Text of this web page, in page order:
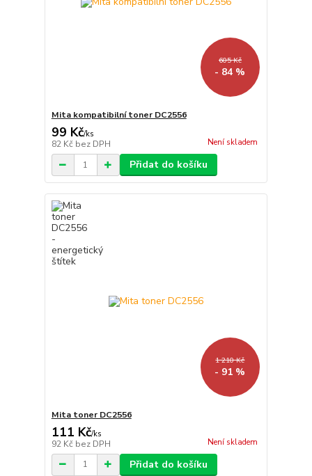
605 Kč
- 84 %
Mita kompatibilní toner DC2556
99 Kč/ks
82 Kč bez DPH Není skladem
Přidat do košíku
1 210 Kč
- 91 %
Mita toner DC2556
111 Kč/ks
92 Kč bez DPH Není skladem
Přidat do košíku